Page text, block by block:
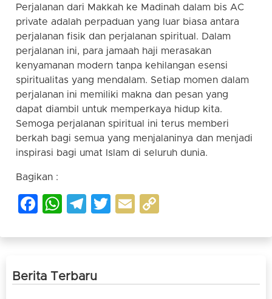
Perjalanan dari Makkah ke Madinah dalam bis AC
private adalah perpaduan yang luar biasa antara
perjalanan fisik dan perjalanan spiritual. Dalam
perjalanan ini, para jamaah haji merasakan
kenyamanan modern tanpa kehilangan esensi
spiritualitas yang mendalam. Setiap momen dalam
perjalanan ini memiliki makna dan pesan yang
dapat diambil untuk memperkaya hidup kita.
Semoga perjalanan spiritual ini terus memberi
berkah bagi semua yang menjalaninya dan menjadi
inspirasi bagi umat Islam di seluruh dunia.
Bagikan :
Facebook
WhatsApp
Telegram
Twitter
Email
Berita Terbaru